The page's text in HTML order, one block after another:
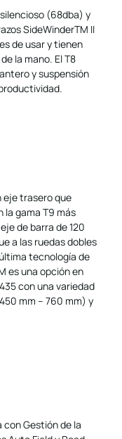
(68dba) y
SideWinderTM II
de usar y tienen
la mano. El T8
y suspensión
eje trasero que
gama T9 más
de barra de 120
a las ruedas dobles
tecnología de
es una opción en
con una variedad
mm – 760 mm) y
Gestión de la